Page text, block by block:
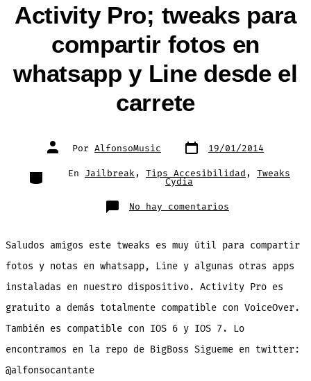
Activity Pro; tweaks para
compartir fotos en
whatsapp y Line desde el
carrete
Autor
de
entrada
Por AlfonsoMusic Fecha
de 19/01/2014
Categorías
En Jailbreak, Tips Accesibilidad , Tweaks
Cydia
No hay comentarios
Activity
compartir
en
whatsapp
y
Line
el
carrete
Saludos amigos este tweaks es muy útil para compartir
fotos y notas en whatsapp, Line y algunas otras apps
instaladas en nuestro dispositivo. Activity Pro es
gratuito a demás totalmente compatible con VoiceOver.
También es compatible con IOS 6 y IOS 7. Lo
encontramos en la repo de BigBoss Sigueme en twitter:
@alfonsocantante